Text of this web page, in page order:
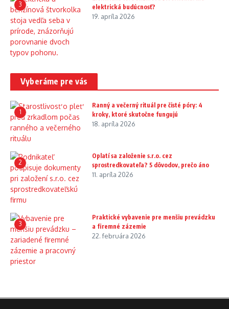
3
elektrická budúcnosť?
19. apríla 2026
Vyberáme pre vás
1
Ranný a večerný rituál pre čisté póry: 4
kroky, ktoré skutočne fungujú
18. apríla 2026
2
Oplatí sa založenie s.r.o. cez
sprostredkovateľa? 5 dôvodov, prečo áno
11. apríla 2026
3
Praktické vybavenie pre menšiu prevádzku
a firemné zázemie
22. februára 2026